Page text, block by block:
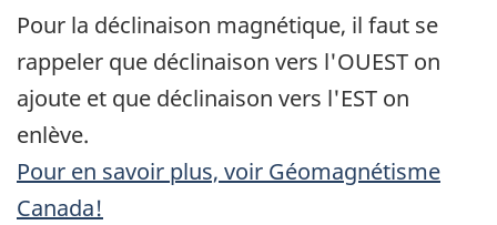
Pour la déclinaison magnétique, il faut se
rappeler que déclinaison vers l'OUEST on
ajoute et que déclinaison vers l'EST on
enlève.
Pour en savoir plus, voir Géomagnétisme
Canada!